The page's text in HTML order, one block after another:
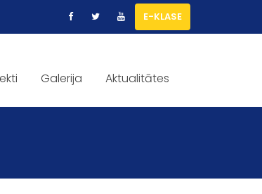
E-KLASE
Galerija Aktualitātes